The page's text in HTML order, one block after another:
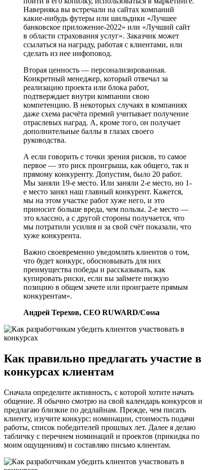
Наверняка вы встречали на сайтах компаний
какие-нибудь футеры или шильдики «Лучшее
банковское приложение-2022» или «Лучший сайт
в области страхования услуг». Заказчик может
ссылаться на награду, работая с клиентами, или
сделать из нее инфоповод.
Вторая ценность — персонализированная.
Конкретный менеджер, который отвечал за
реализацию проекта или блока работ,
подтверждает внутри компании свою
компетенцию. В некоторых случаях в компаниях
даже схема расчёта премий учитывает получение
отраслевых наград. А, кроме того, он получает
дополнительные баллы в глазах своего
руководства.
А если говорить с точки зрения рисков, то самое
первое — это риск проигрыша, как общего, так и
прямому конкуренту. Допустим, было 20 работ.
Мы заняли 19-е место. Или заняли 2-е место, но 1-
е место занял наш главный конкурент. Кажется,
мы на этом участке работ хуже него, и это
приносит больше вреда, чем пользы. 2-е место —
это классно, а с другой стороны получается, что
мы потратили усилия и за свой счёт показали, что
хуже конкурента.
Важно своевременно уведомлять клиентов о том,
что будет конкурс, обосновывать для них
преимущества победы и рассказывать, как
купировать риски, если вы займете низкую
позицию в общем зачете или проиграете прямым
конкурентам».
Андрей Терехов, CEO RUWARD/Cossa
Как правильно предлагать участие в
конкурсах клиентам
Сначала определите активность, с которой хотите начать
общение. Я обычно смотрю на свой календарь конкурсов и
предлагаю близкие по дедлайнам. Прежде, чем писать
клиенту, изучите конкурс: номинации, стоимость подачи
работы, список победителей прошлых лет. Далее я делаю
табличку с перечнем номинаций и проектов (прикидка по
моим ощущениям) и составляю письмо клиентам.